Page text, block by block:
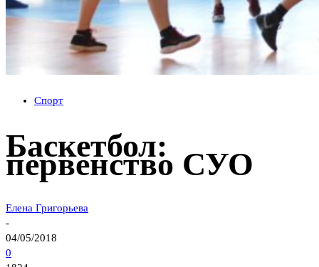
Спорт
Баскетбол:
первенство СУО
Елена Григорьева
-
04/05/2018
0